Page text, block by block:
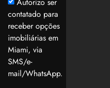
Autorizo ser
contatado para
receber opções
imobiliárias em
Miami, via
SMS/e-
mail/WhatsApp.